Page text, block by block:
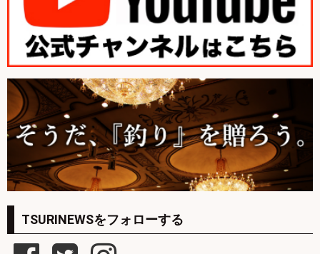
TSURINEWSをフォローする